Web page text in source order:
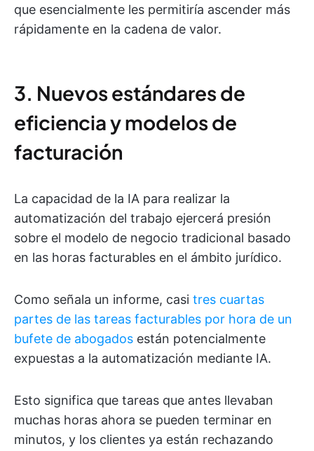
que esencialmente les permitiría ascender más
rápidamente en la cadena de valor.
3. Nuevos estándares de
eficiencia y modelos de
facturación
La capacidad de la IA para realizar la
automatización del trabajo ejercerá presión
sobre el modelo de negocio tradicional basado
en las horas facturables en el ámbito jurídico.
Como señala un informe, casi tres cuartas
partes de las tareas facturables por hora de un
bufete de abogados están potencialmente
expuestas a la automatización mediante IA.
Esto significa que tareas que antes llevaban
muchas horas ahora se pueden terminar en
minutos, y los clientes ya están rechazando